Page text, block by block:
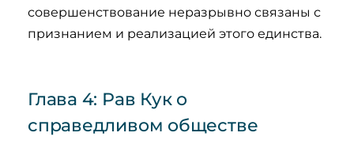
совершенствование неразрывно связаны с
признанием и реализацией этого единства.
Глава 4: Рав Кук о
справедливом обществе